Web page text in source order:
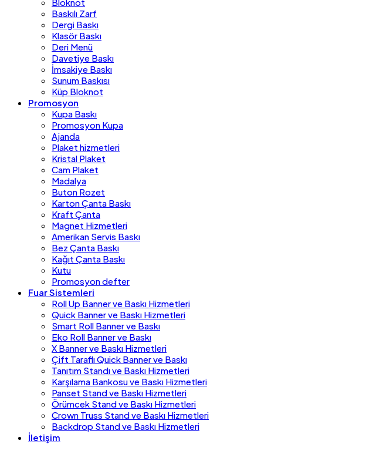
Baskılı Zarf
Dergi Baskı
Klasör Baskı
Deri Menü
Davetiye Baskı
İmsakiye Baskı
Sunum Baskısı
Küp Bloknot
Promosyon
Kupa Baskı
Promosyon Kupa
Ajanda
Plaket hizmetleri
Kristal Plaket
Cam Plaket
Madalya
Buton Rozet
Karton Çanta Baskı
Kraft Çanta
Magnet Hizmetleri
Amerikan Servis Baskı
Bez Çanta Baskı
Kağıt Çanta Baskı
Kutu
Promosyon defter
Fuar Sistemleri
Roll Up Banner ve Baskı Hizmetleri
Quick Banner ve Baskı Hizmetleri
Smart Roll Banner ve Baskı
Eko Roll Banner ve Baskı
X Banner ve Baskı Hizmetleri
Çift Taraflı Quick Banner ve Baskı
Tanıtım Standı ve Baskı Hizmetleri
Karşılama Bankosu ve Baskı Hizmetleri
Panset Stand ve Baskı Hizmetleri
Örümcek Stand ve Baskı Hizmetleri
Crown Truss Stand ve Baskı Hizmetleri
Backdrop Stand ve Baskı Hizmetleri
İletişim